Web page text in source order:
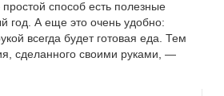
способ есть полезные
год. А еще это очень удобно:
всегда будет готовая еда. Тем
сделанного своими руками, —